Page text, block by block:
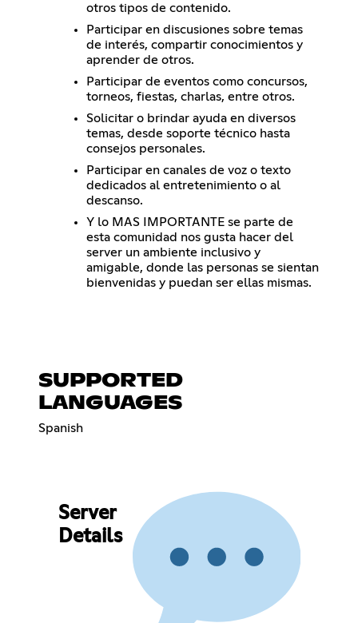
otros tipos de contenido.
Participar en discusiones sobre temas
de interés, compartir conocimientos y
aprender de otros.
Participar de eventos como concursos,
torneos, fiestas, charlas, entre otros.
Solicitar o brindar ayuda en diversos
temas, desde soporte técnico hasta
consejos personales.
Participar en canales de voz o texto
dedicados al entretenimiento o al
descanso.
Y lo MAS IMPORTANTE se parte de
esta comunidad nos gusta hacer del
server un ambiente inclusivo y
amigable, donde las personas se sientan
bienvenidas y puedan ser ellas mismas.
SUPPORTED
LANGUAGES
Spanish
Server
Details